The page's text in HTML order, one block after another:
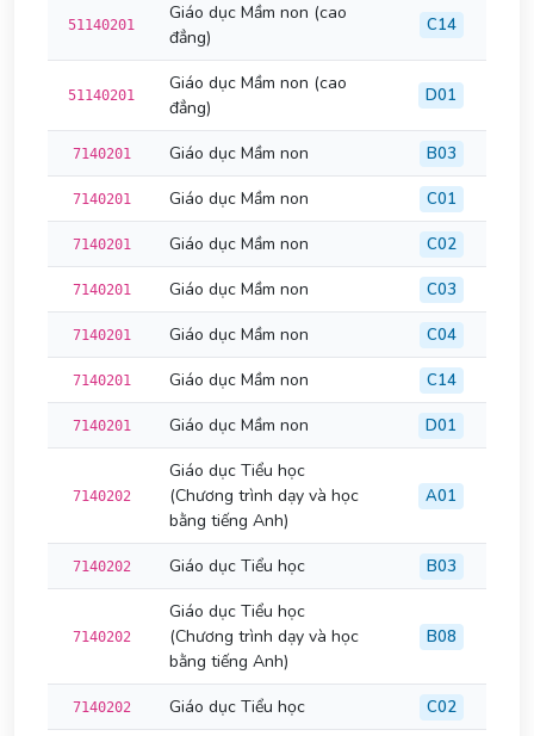
51140201
Giáo dục Mầm non (cao
đẳng)
C14
51140201
Giáo dục Mầm non (cao
đẳng)
D01
7140201 Giáo dục Mầm non B03
7140201 Giáo dục Mầm non C01
7140201 Giáo dục Mầm non C02
7140201 Giáo dục Mầm non C03
7140201 Giáo dục Mầm non C04
7140201 Giáo dục Mầm non C14
7140201 Giáo dục Mầm non D01
7140202
Giáo dục Tiểu học
(Chương trình dạy và học
bằng tiếng Anh)
A01
7140202 Giáo dục Tiểu học B03
7140202
Giáo dục Tiểu học
(Chương trình dạy và học
bằng tiếng Anh)
B08
7140202 Giáo dục Tiểu học C02